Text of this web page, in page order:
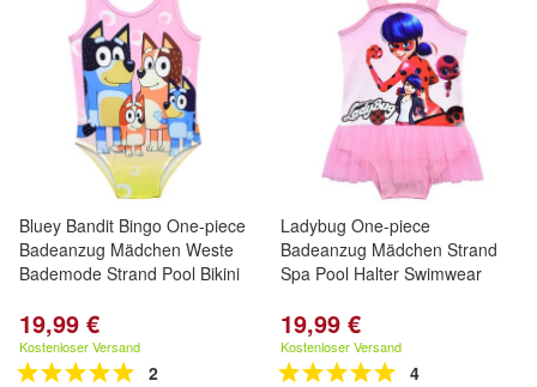
Bluey Bandit Bingo One-piece
Badeanzug Mädchen Weste
Bademode Strand Pool Bikini
19,99 €
Kostenloser Versand
2
Ladybug One-piece
Badeanzug Mädchen Strand
Spa Pool Halter Swimwear
19,99 €
Kostenloser Versand
4